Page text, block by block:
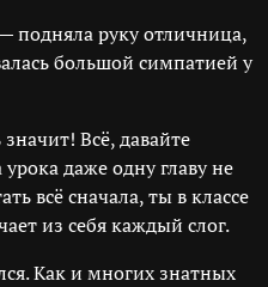
подняла руку отличница,
большой симпатией у
Всё, давайте
даже одну главу не
всё сначала, ты в классе
из себя каждый слог.
Как и многих знатных